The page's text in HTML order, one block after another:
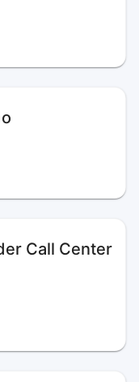
Call Center